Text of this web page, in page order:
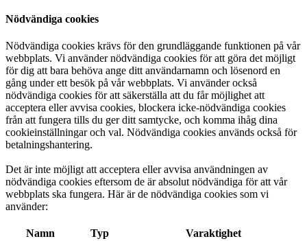
Nödvändiga cookies
Nödvändiga cookies krävs för den grundläggande funktionen på vår
webbplats. Vi använder nödvändiga cookies för att göra det möjligt
för dig att bara behöva ange ditt användarnamn och lösenord en
gång under ett besök på vår webbplats. Vi använder också
nödvändiga cookies för att säkerställa att du får möjlighet att
acceptera eller avvisa cookies, blockera icke-nödvändiga cookies
från att fungera tills du ger ditt samtycke, och komma ihåg dina
cookieinställningar och val. Nödvändiga cookies används också för
betalningshantering.
Det är inte möjligt att acceptera eller avvisa användningen av
nödvändiga cookies eftersom de är absolut nödvändiga för att vår
webbplats ska fungera. Här är de nödvändiga cookies som vi
använder:
Namn Typ
Varaktighet